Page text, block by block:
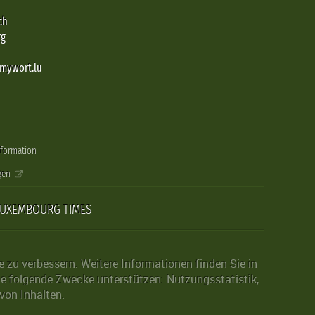
TIMES
verbessern. Weitere Informationen finden Sie in
folgende Zwecke unterstützen: Nutzungsstatistik,
Inhalten.